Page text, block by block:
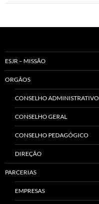
ESJR – MISSÃO
ORGÃOS
CONSELHO ADMINISTRATIVO
CONSELHO GERAL
CONSELHO PEDAGÓGICO
DIREÇÃO
PARCERIAS
EMPRESAS